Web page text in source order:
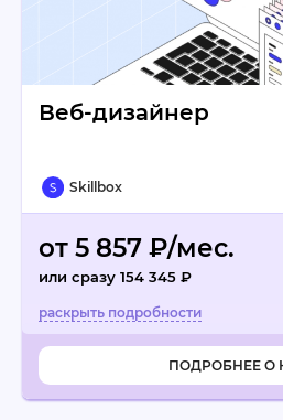
Веб-дизайнер
Skillbox
от 5 857 ₽/мес.
или сразу 154 345 ₽
ПОДРОБНЕЕ О